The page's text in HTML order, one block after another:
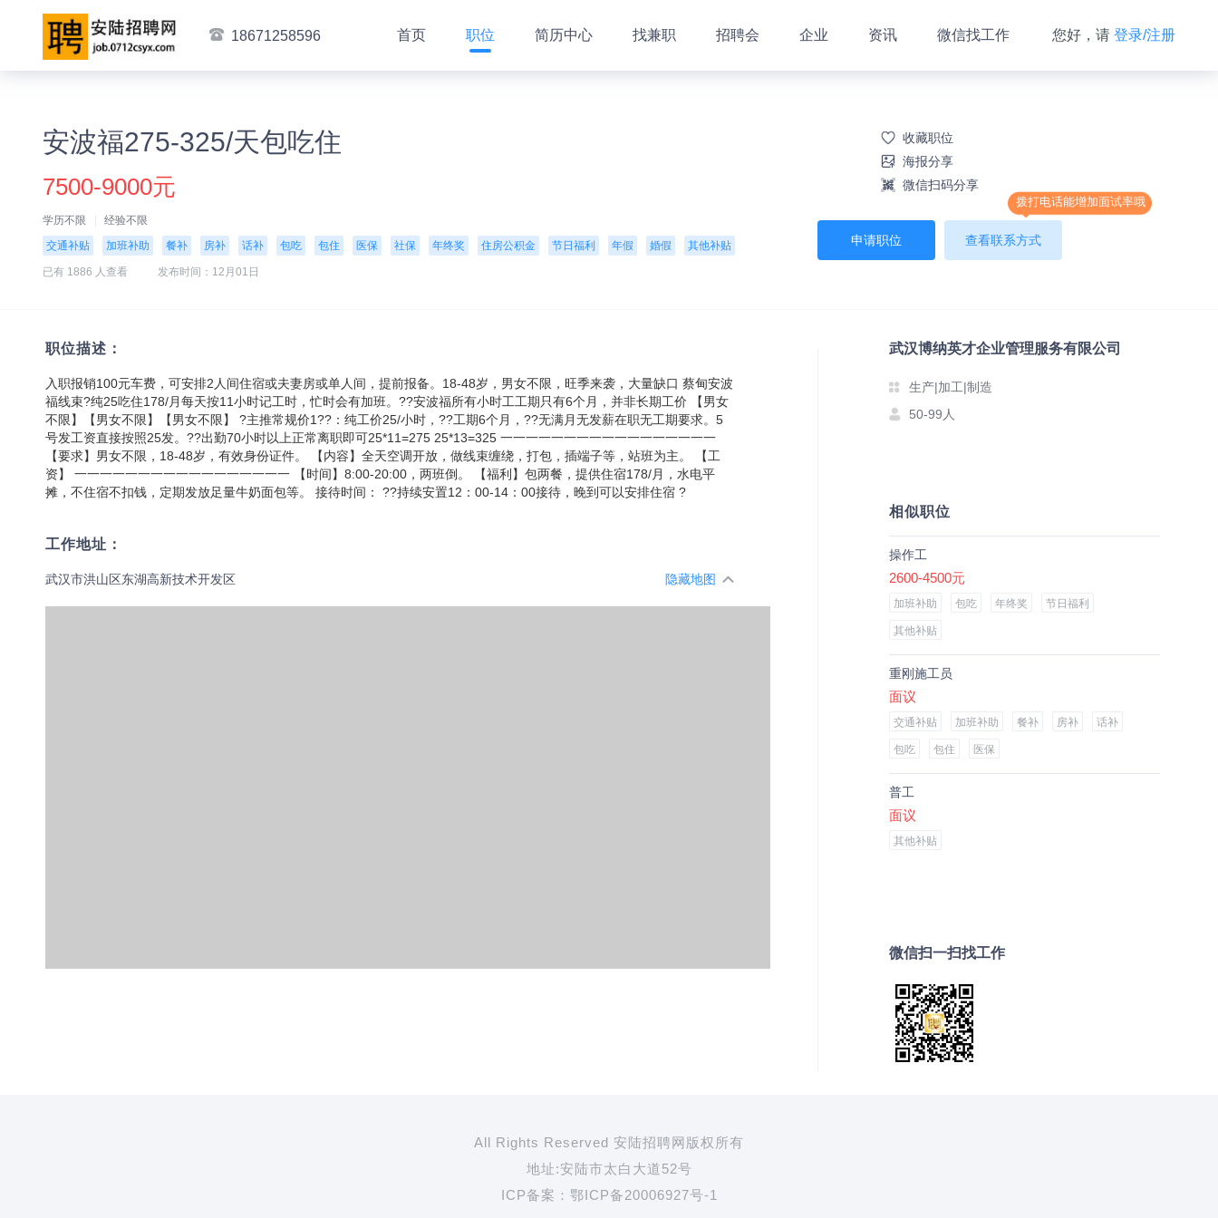
18671258596 首页 职位 简历中心 找兼职 招聘会 企业 资讯 微信找工作 您好，请 登录/注册
安波福275-325/天包吃住
7500-9000元
学历不限
经验不限
交通补贴
加班补助 餐补 房补 话补 包吃 包住 医保 社保 年终奖 住房公积金 节日福利 年假 婚假 其他补贴
已有 1886 人查看 发布时间：12月01日
收藏职位
海报分享
微信扫码分享
拨打电话能增加面试率哦
申请职位 查看联系方式
职位描述：
入职报销100元车费，可安排2人间住宿或夫妻房或单人间，提前报备。18-48岁，男女不限，旺季来袭，大量缺口 蔡甸安波
福线束?纯25吃住178/月每天按11小时记工时，忙时会有加班。??安波福所有小时工工期只有6个月，并非长期工价 【男女
不限】【男女不限】【男女不限】 ?主推常规价1??：纯工价25/小时，??工期6个月，??无满月无发薪在职无工期要求。5
号发工资直接按照25发。??出勤70小时以上正常离职即可25*11=275 25*13=325 一一一一一一一一一一一一一一一一一
【要求】男女不限，18-48岁，有效身份证件。 【内容】全天空调开放，做线束缠绕，打包，插端子等，站班为主。 【工
资】 一一一一一一一一一一一一一一一一一 【时间】8:00-20:00，两班倒。 【福利】包两餐，提供住宿178/月，水电平
摊，不住宿不扣钱，定期发放足量牛奶面包等。 接待时间： ??持续安置12：00-14：00接待，晚到可以安排住宿 ?
工作地址：
武汉市洪山区东湖高新技术开发区 隐藏地图
武汉博纳英才企业管理服务有限公司
生产|加工|制造
50-99人
相似职位
操作工
2600-4500元
加班补助 包吃 年终奖 节日福利
其他补贴
重刚施工员
面议
交通补贴 加班补助 餐补 房补 话补
包吃 包住 医保
普工
面议
其他补贴
微信扫一扫找工作
All Rights Reserved 安陆招聘网版权所有
地址:安陆市太白大道52号
ICP备案： 鄂ICP备20006927号-1